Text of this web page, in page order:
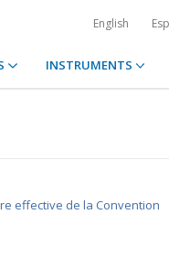
English
INSTRUMENTS
effective de la Convention